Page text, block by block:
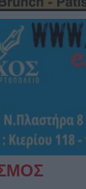
09:29
Αυγούστου η
09:21
από 10